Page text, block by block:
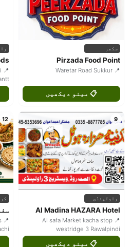
سکھر
Pirzada Food Point
📍 Waretar Road Sukkur
📋 مینو دیکھیں
9
راولپنڈی
Al Madina HAZARA Hotel
📍 Al safa Market kacha stop
westridge 3 Rawalpindi
📋 مینو دیکھیں
12